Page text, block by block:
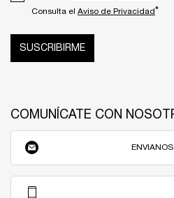
Consulta el Aviso de Privacidad*
SUSCRIBIRME
COMUNÍCATE CON